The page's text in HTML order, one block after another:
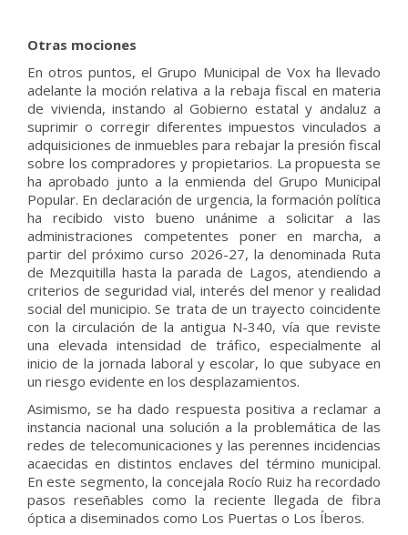
Otras mociones
En otros puntos, el Grupo Municipal de Vox ha llevado
adelante la moción relativa a la rebaja fiscal en materia
de vivienda, instando al Gobierno estatal y andaluz a
suprimir o corregir diferentes impuestos vinculados a
adquisiciones de inmuebles para rebajar la presión fiscal
sobre los compradores y propietarios. La propuesta se
ha aprobado junto a la enmienda del Grupo Municipal
Popular. En declaración de urgencia, la formación política
ha recibido visto bueno unánime a solicitar a las
administraciones competentes poner en marcha, a
partir del próximo curso 2026-27, la denominada Ruta
de Mezquitilla hasta la parada de Lagos, atendiendo a
criterios de seguridad vial, interés del menor y realidad
social del municipio. Se trata de un trayecto coincidente
con la circulación de la antigua N-340, vía que reviste
una elevada intensidad de tráfico, especialmente al
inicio de la jornada laboral y escolar, lo que subyace en
un riesgo evidente en los desplazamientos.
Asimismo, se ha dado respuesta positiva a reclamar a
instancia nacional una solución a la problemática de las
redes de telecomunicaciones y las perennes incidencias
acaecidas en distintos enclaves del término municipal.
En este segmento, la concejala Rocío Ruiz ha recordado
pasos reseñables como la reciente llegada de fibra
óptica a diseminados como Los Puertas o Los Íberos.